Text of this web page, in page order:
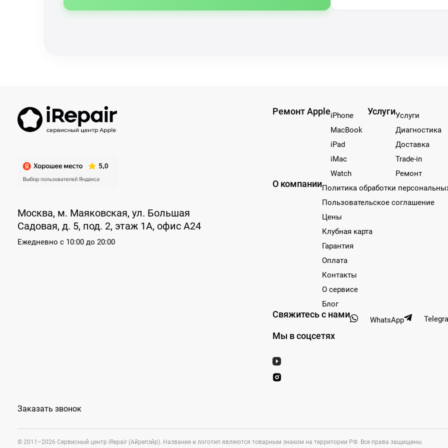
Москва, м. Маяковская, ул. Большая
Садовая, д. 5, под. 2, этаж 1А, офис А24
Ежедневно с 10:00 до 20:00
Ремонт AppleiPhone
MacBook
iPad
iMac
Watch
УслугиУслуги
Диагностика
Доставка
Trade-in
Ремонт
О компанииПолитика обработки
Пользовательское соглашение
Цены
Клубная карта
Гарантия
Оплата
Контакты
О сервисе
Блог
Свяжитесь с нами
WhatsApp
Мы в соцсетях
Заказать звонок
© 2011–2026 Сервисный центр iRepair (Айрепэйр). Название и логотип являются товарным знаком на территории РФ. Все права защищены.